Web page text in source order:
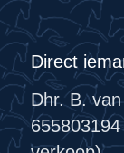
Direct
Dhr. B.